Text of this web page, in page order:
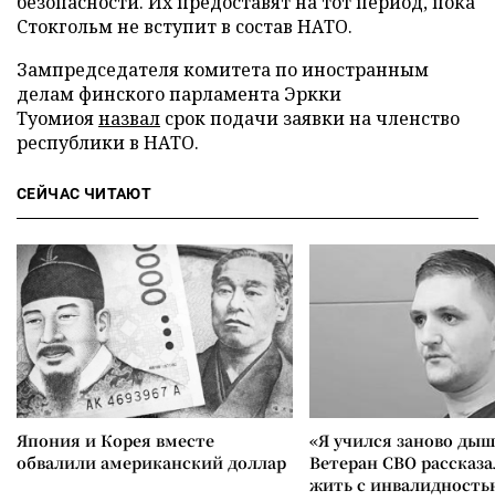
Стокгольм не вступит в состав НАТО.
Зампредседателя комитета по иностранным
делам финского парламента Эркки
Туомиояназвал срок подачи заявки на членство
республики в НАТО.
СЕЙЧАС ЧИТАЮТ
Япония и Корея вместе
обвалили американский доллар
«Я учился заново
Ветеран СВО
жить с